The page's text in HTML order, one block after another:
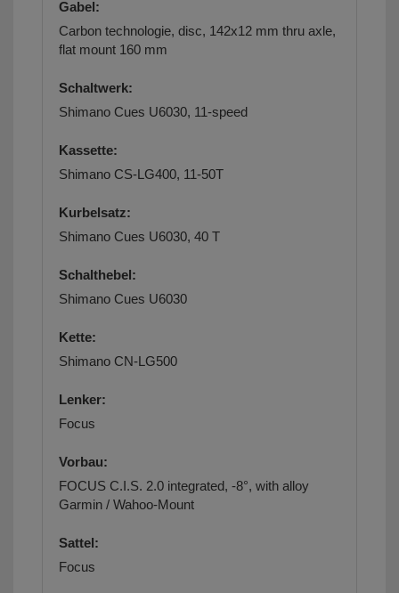
Gabel:
Carbon technologie, disc, 142x12 mm thru axle,
flat mount 160 mm
Schaltwerk:
Shimano Cues U6030, 11-speed
Kassette:
Shimano CS-LG400, 11-50T
Kurbelsatz:
Shimano Cues U6030, 40 T
Schalthebel:
Shimano Cues U6030
Kette:
Shimano CN-LG500
Lenker:
Focus
Vorbau:
FOCUS C.I.S. 2.0 integrated, -8°, with alloy
Garmin / Wahoo-Mount
Sattel:
Focus